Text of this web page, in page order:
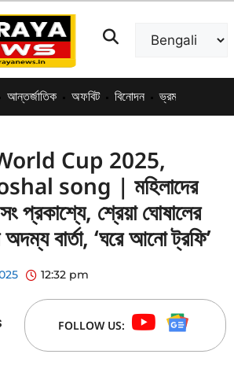
আন্তর্জাতিক অফবিট বিনোদন ভ্রমণ
Cup 2025,
song | মহিলাদের
প্রকাশ্যে, শ্রেয়া ঘোষালের
অদম্য বার্তা, ‘ঘরে আনো ট্রফি’
12:32 pm
FOLLOW US: